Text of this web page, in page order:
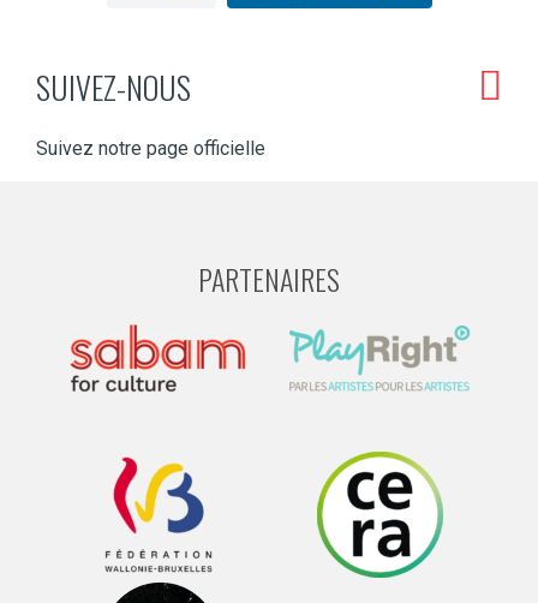
SUIVEZ-NOUS
Suivez notre page officielle
PARTENAIRES